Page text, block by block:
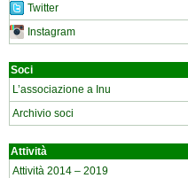
Twitter
Instagram
Soci
L’associazione a Inu
Archivio soci
Attività
Attività 2014 – 2019